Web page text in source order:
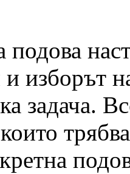
подова
и изборът
задача.